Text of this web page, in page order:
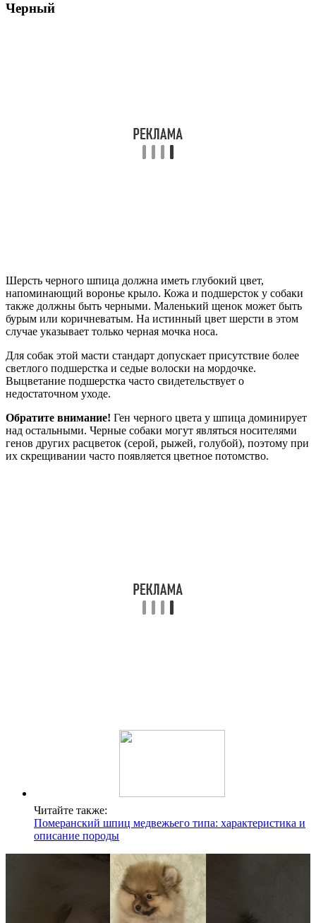
Черный
Шерсть черного шпица должна иметь глубокий цвет,
напоминающий воронье крыло. Кожа и подшерсток у собаки
также должны быть черными. Маленький щенок может быть
бурым или коричневатым. На истинный цвет шерсти в этом
случае указывает только черная мочка носа.
Для собак этой масти стандарт допускает присутствие более
светлого подшерстка и седые волоски на мордочке.
Выцветание подшерстка часто свидетельствует о
недостаточном уходе.
Обратите внимание! Ген черного цвета у шпица доминирует
над остальными. Черные собаки могут являться носителями
генов других расцветок (серой, рыжей, голубой), поэтому при
их скрещивании часто появляется цветное потомство.
Читайте также:
Померанский шпиц медвежьего типа: характеристика и
описание породы